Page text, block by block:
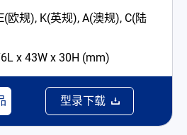
欧规), K(英规), A(澳规), C(陆
x 43W x 30H (mm)
型录下载